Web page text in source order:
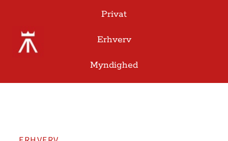
Privat
Erhverv
Myndighed